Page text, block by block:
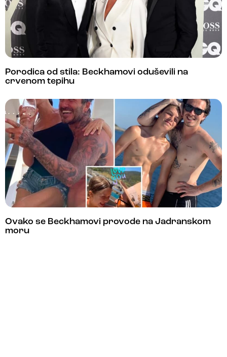
Porodica od stila: Beckhamovi oduševili na
crvenom tepihu
Ovako se Beckhamovi provode na Jadranskom
moru